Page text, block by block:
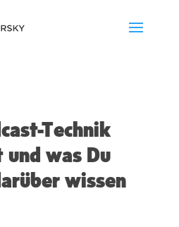
Technik
was Du
wissen